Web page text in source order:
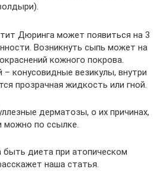
Дюринга может появиться на 3
Возникнуть сыпь может на
кожного покрова.
– конусовидные везикулы, внутри
прозрачная жидкость или гной.
дерматозы, о их причинах,
можно по ссылке.
диета при атопическом
наша статья.